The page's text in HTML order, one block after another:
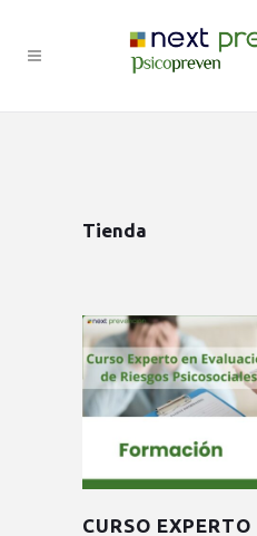
Tienda
CURSO